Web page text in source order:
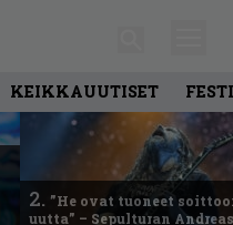
KEIKKAUUTISET
2. ”He ovat tuoneet
uutta” – Sepulturan